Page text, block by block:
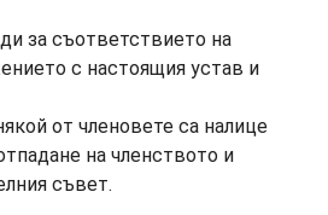
за съответствието на
с настоящия устав и
от членовете са налице
на членството и
съвет.